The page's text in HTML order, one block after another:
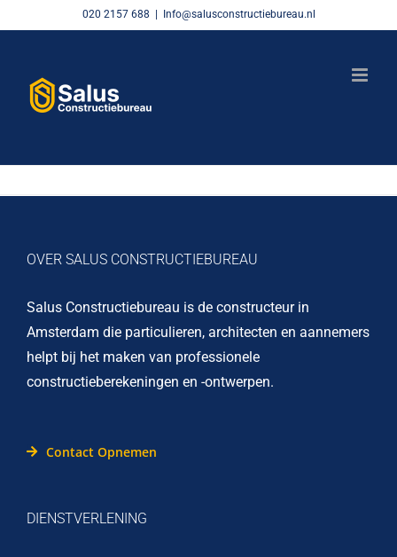
to
020 2157 688 Info@salusconstructiebureau.nl
OVER SALUS CONSTRUCTIEBUREAU
Salus Constructiebureau is de constructeur in
Amsterdam die particulieren, architecten en aannemers
helpt bij het maken van professionele
constructieberekeningen en -ontwerpen.
Contact Opnemen
DIENSTVERLENING